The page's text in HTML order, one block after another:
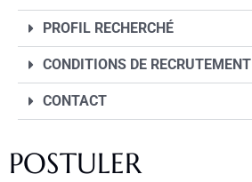
PROFIL RECHERCHÉ
CONDITIONS DE RECRUTEMENT
CONTACT
POSTULER